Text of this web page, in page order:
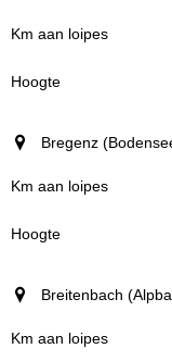
Bregenz
Breitenbach